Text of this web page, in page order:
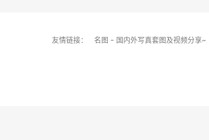
友情链接： 名图 – 国内外写真套图及视频分享~